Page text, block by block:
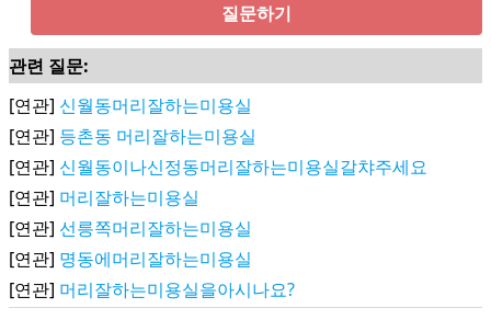
질문하기
관련 질문:
[연관] 신월동머리잘하는미용실
[연관] 등촌동 머리잘하는미용실
[연관] 신월동이나신정동머리잘하는미용실갈챠주세요
[연관] 머리잘하는미용실
[연관] 선릉쪽머리잘하는미용실
[연관] 명동에머리잘하는미용실
[연관] 머리잘하는미용실을아시나요?